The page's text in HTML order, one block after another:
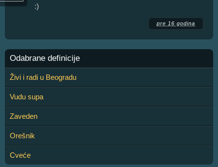
:)
pre 16 godina
Odabrane definicije
Živi i radi u Beogradu
Vudu supa
Zaveden
Orešnik
Cveće